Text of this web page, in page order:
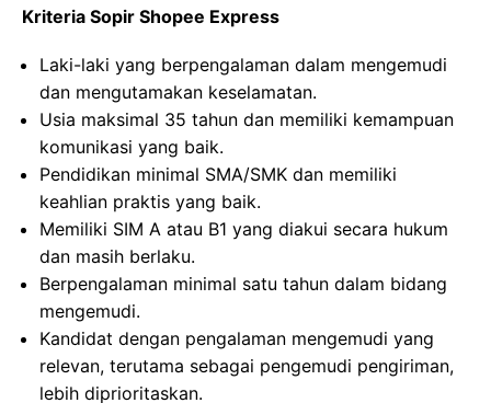
Kriteria Sopir Shopee Express
Laki-laki yang berpengalaman dalam mengemudi
dan mengutamakan keselamatan.
Usia maksimal 35 tahun dan memiliki kemampuan
komunikasi yang baik.
Pendidikan minimal SMA/SMK dan memiliki
keahlian praktis yang baik.
Memiliki SIM A atau B1 yang diakui secara hukum
dan masih berlaku.
Berpengalaman minimal satu tahun dalam bidang
mengemudi.
Kandidat dengan pengalaman mengemudi yang
relevan, terutama sebagai pengemudi pengiriman,
lebih diprioritaskan.